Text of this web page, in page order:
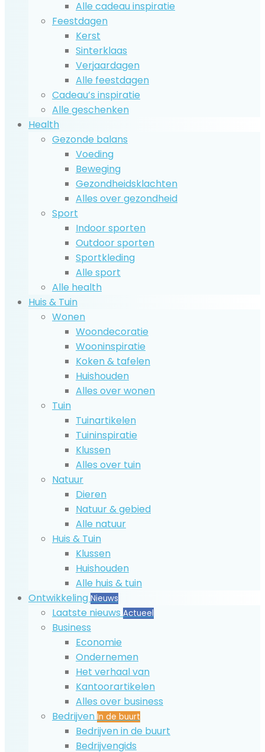
Alle cadeau inspiratie
Feestdagen
Kerst
Sinterklaas
Verjaardagen
Alle feestdagen
Cadeau’s inspiratie
Alle geschenken
Health
Gezonde balans
Voeding
Beweging
Gezondheidsklachten
Alles over gezondheid
Sport
Indoor sporten
Outdoor sporten
Sportkleding
Alle sport
Alle health
Huis & Tuin
Wonen
Woondecoratie
Wooninspiratie
Koken & tafelen
Huishouden
Alles over wonen
Tuin
Tuinartikelen
Tuininspiratie
Klussen
Alles over tuin
Natuur
Dieren
Natuur & gebied
Alle natuur
Huis & Tuin
Klussen
Huishouden
Alle huis & tuin
Ontwikkeling Nieuws
Laatste nieuws Actueel
Business
Economie
Ondernemen
Het verhaal van
Kantoorartikelen
Alles over business
Bedrijven In de buurt
Bedrijven in de buurt
Bedrijvengids